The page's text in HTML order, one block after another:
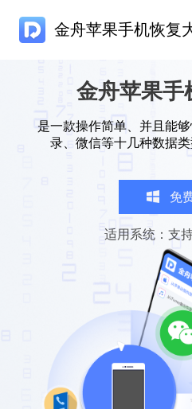
金舟苹果手机恢复
金舟苹果手
是一款操作简单、并且能
录、微信等十几种数据
免
适用系统：支